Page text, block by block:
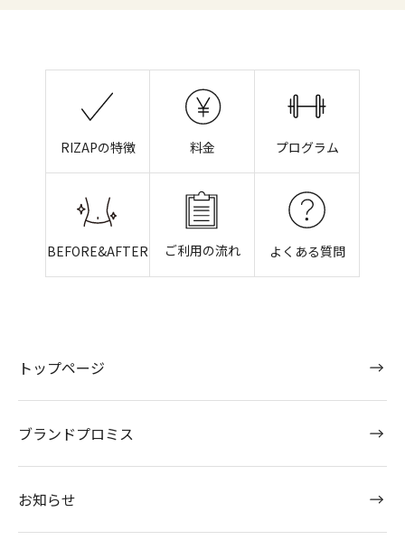
RIZAPの特徴 料金 プログラム
BEFORE&AFTER ご利用の流れ よくある質問
トップページ
ブランドプロミス
お知らせ